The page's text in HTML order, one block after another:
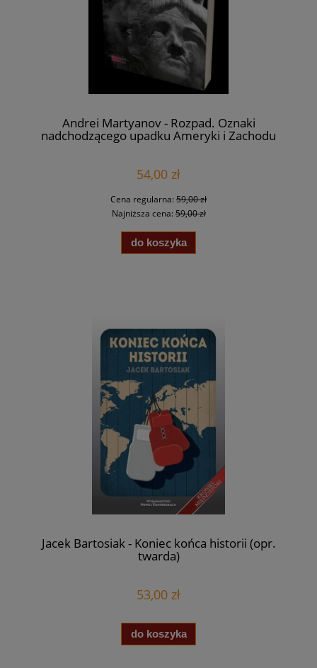
Andrei Martyanov - Rozpad. Oznaki
nadchodzącego upadku Ameryki i Zachodu
54,00 zł
Cena regularna: 59,00 zł
Najniższa cena:59,00 zł
do koszyka
Jacek Bartosiak - Koniec końca historii (opr.
twarda)
53,00 zł
do koszyka